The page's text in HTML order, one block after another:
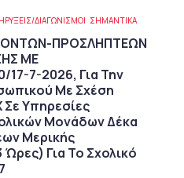
ΔΙΑΓΩΝΙΣΜΟΊ ΣΗΜΑΝΤΙΚΆ
ΠΡΟΣΛΗΠΤΕΩΝ
ΜΕ
7-2026, Για Την
Με Σχέση
Σε Υπηρεσίες
Μονάδων Δέκα
Μερικής
Για Το Σχολικό